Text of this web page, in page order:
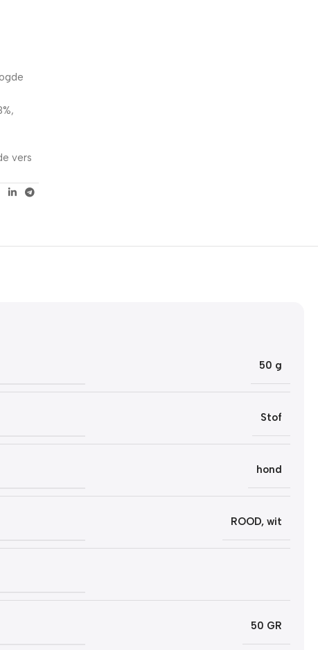
vers
50 g
Stof
hond
ROOD, wit
50 GR